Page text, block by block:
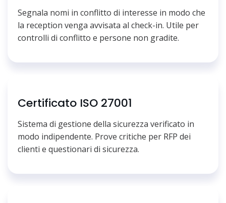
Segnala nomi in conflitto di interesse in modo che
la reception venga avvisata al check-in. Utile per
controlli di conflitto e persone non gradite.
Certificato ISO 27001
Sistema di gestione della sicurezza verificato in
modo indipendente. Prove critiche per RFP dei
clienti e questionari di sicurezza.